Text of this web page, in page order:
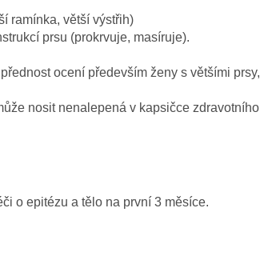
ramínka, větší výstřih)
prsu (prokrvuje, masíruje).
ocení především ženy s většími
nosit nenalepená v kapsičce
o epitézu a tělo na první 3 měsíce.